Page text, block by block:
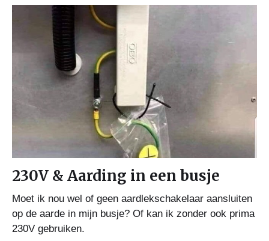
230V & Aarding in een busje
Moet ik nou wel of geen aardlekschakelaar aansluiten
op de aarde in mijn busje? Of kan ik zonder ook prima
230V gebruiken.